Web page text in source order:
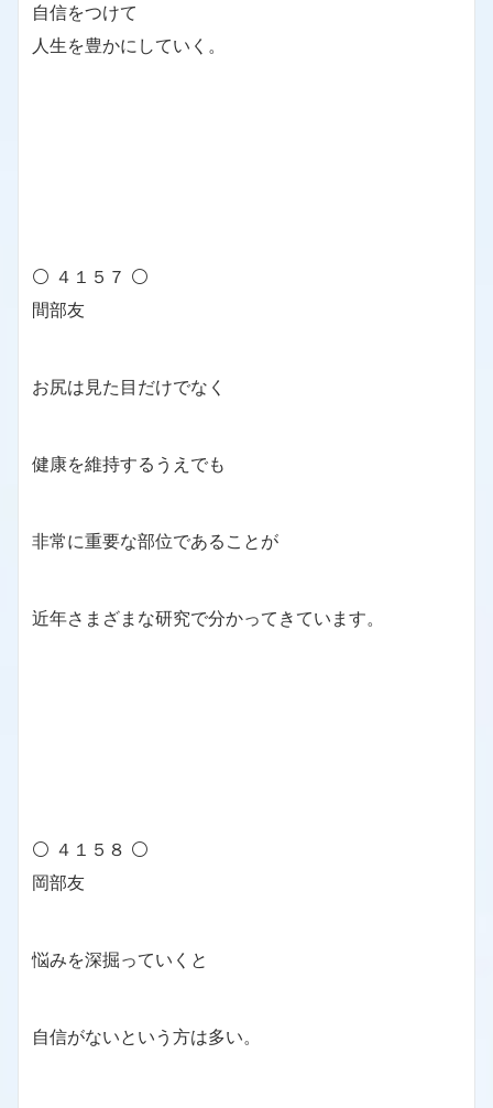
自信をつけて
人生を豊かにしていく。
⚪ ４１５７ ⚪
間部友
お尻は見た目だけでなく
健康を維持するうえでも
非常に重要な部位であることが
近年さまざまな研究で分かってきています。
⚪ ４１５８ ⚪
岡部友
悩みを深掘っていくと
自信がないという方は多い。